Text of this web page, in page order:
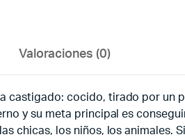
Valoraciones (0)
cocido, tirado por un
y su meta principal es
chicas, los niños, los animales.